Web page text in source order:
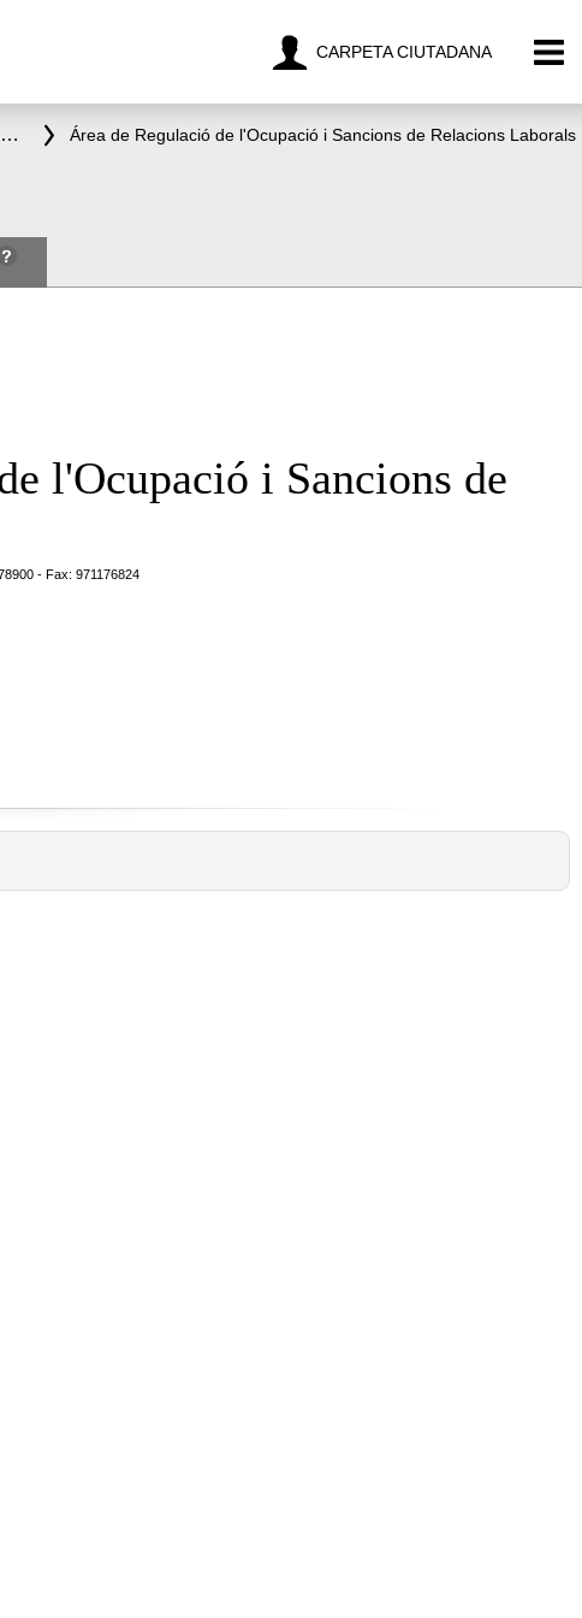
CARPETA CIUTADANA
Direcció General de Treball i Salut Laboral Área de Regulació de l'Ocupació i Sancions de Relacions Laborals
l'Ocupació i Sancions de
- Fax: 971176824